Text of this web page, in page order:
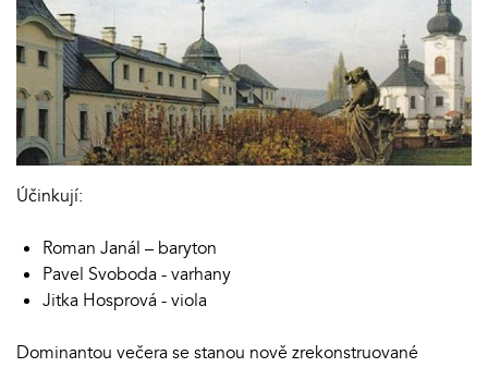
Účinkují:
Roman Janál – baryton
Pavel Svoboda - varhany
Jitka Hosprová - viola
Dominantou večera se stanou nově zrekonstruované